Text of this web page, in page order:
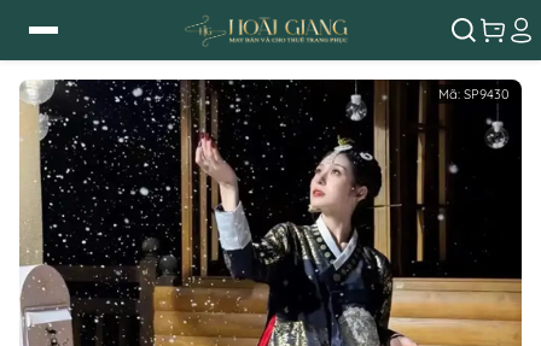
Mã: SP9430